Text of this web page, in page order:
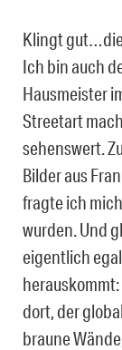
Klingt
Ich bin auch
Hausmeister
Streetart
sehenswert.
Bilder aus
fragte ich
wurden. Und
eigentlich egal
dort, der
braune